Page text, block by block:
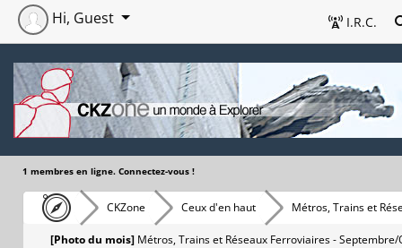
I.R.C.
Hi, Guest
1 membres en ligne. Connectez-vous !
CKZone Ceux d'en haut Métros, Trains et
[Photo du mois] Métros, Trains et Réseaux Ferroviaires -